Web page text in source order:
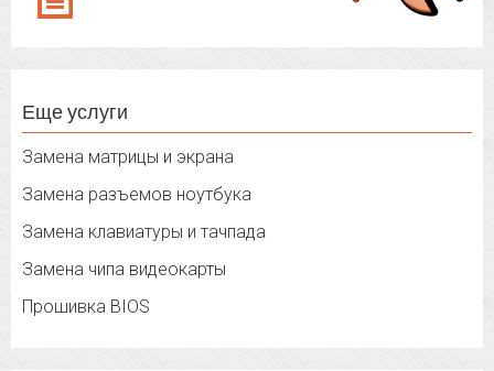
Еще услуги
Замена матрицы и экрана
Замена разъемов ноутбука
Замена клавиатуры и тачпада
Замена чипа видеокарты
Прошивка BIOS